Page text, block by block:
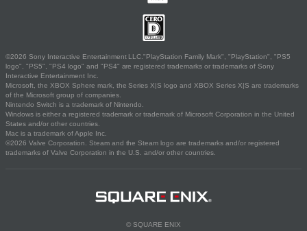
©2026 Sony Interactive Entertainment LLC."PlayStation Family Mark", "PlayStation", "PS5
logo", "PS5", "PS4 logo" and "PS4" are registered trademarks or trademarks of Sony
Interactive Entertainment Inc.
Microsoft, the XBOX Sphere mark, the Series X|S logo and XBOX Series X|S are trademarks
of the Microsoft group of companies.
Nintendo Switch is a trademark of Nintendo.
Windows is either a registered trademark or trademark of Microsoft Corporation in the United
States and/or other countries.
Mac is a trademark of Apple Inc.
©2026 Valve Corporation. Steam and the Steam logo are trademarks and/or registered
trademarks of Valve Corporation in the U.S. and/or other countries.
© SQUARE ENIX